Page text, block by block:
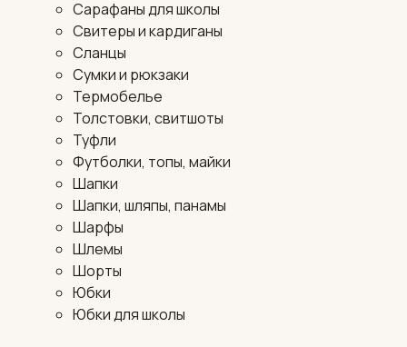
Сарафаны для школы
Свитеры и кардиганы
Сланцы
Сумки и рюкзаки
Термобелье
Толстовки, свитшоты
Туфли
Футболки, топы, майки
Шапки
Шапки, шляпы, панамы
Шарфы
Шлемы
Шорты
Юбки
Юбки для школы